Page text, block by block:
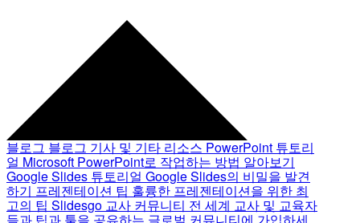
블로그 블로그 기사 및 기타 리소스 PowerPoint 튜토리
얼 Microsoft PowerPoint로 작업하는 방법 알아보기
Google Slides 튜토리얼 Google Slides의 비밀을 발견
하기 프레젠테이션 팁 훌륭한 프레젠테이션을 위한 최
고의 팁 Slidesgo 교사 커뮤니티 전 세계 교사 및 교육자